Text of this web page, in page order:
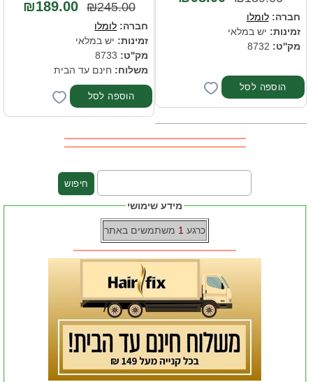
חברה:לומלו
זמינות: יש במלאי
מק''ט:
₪245.00
₪189.00
חברה: לומלו
זמינות: יש במלאי
מק''ט:
משלוח: חינם עד הבית
מידע שימושי
כרגע 1 משתמשים באתר